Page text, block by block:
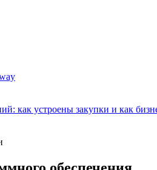
как устроены закупки и как